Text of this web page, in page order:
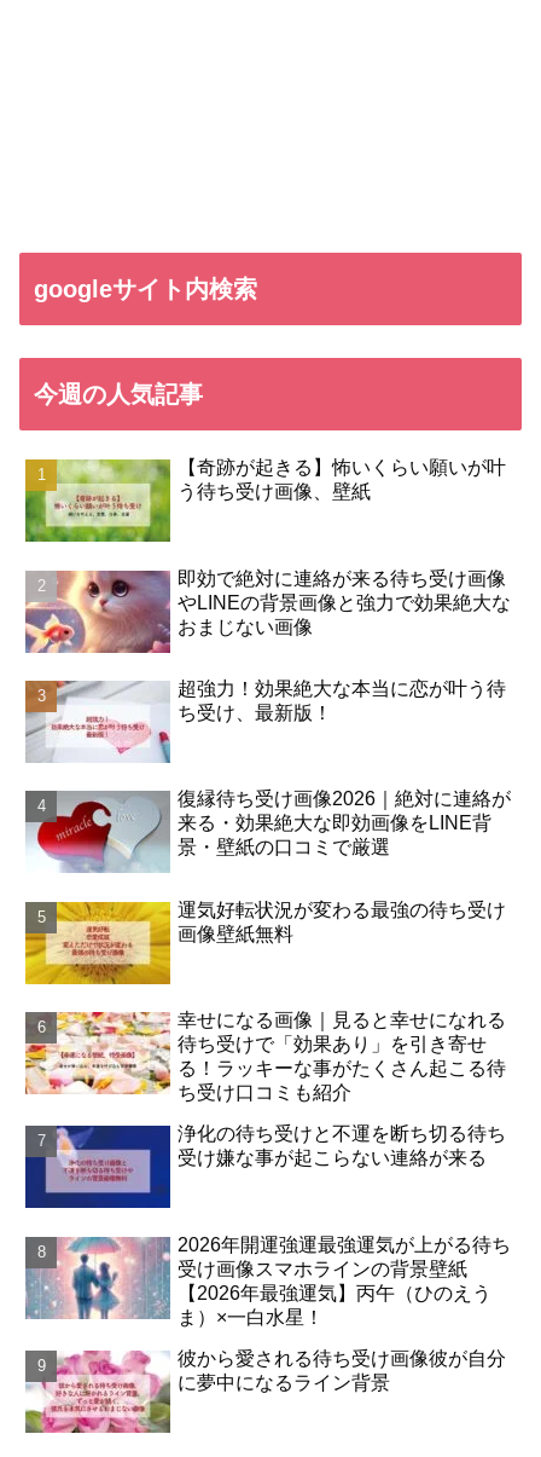
googleサイト内検索
今週の人気記事
【奇跡が起きる】怖いくらい願いが叶
う待ち受け画像、壁紙
即効で絶対に連絡が来る待ち受け画像
やLINEの背景画像と強力で効果絶大な
おまじない画像
超強力！効果絶大な本当に恋が叶う待
ち受け、最新版！
復縁待ち受け画像2026｜絶対に連絡が
来る・効果絶大な即効画像をLINE背
景・壁紙の口コミで厳選
運気好転状況が変わる最強の待ち受け
画像壁紙無料
幸せになる画像｜見ると幸せになれる
待ち受けで「効果あり」を引き寄せ
る！ラッキーな事がたくさん起こる待
ち受け口コミも紹介
浄化の待ち受けと不運を断ち切る待ち
受け嫌な事が起こらない連絡が来る
2026年開運強運最強運気が上がる待ち
受け画像スマホラインの背景壁紙
【2026年最強運気】丙午（ひのえう
ま）×一白水星！
彼から愛される待ち受け画像彼が自分
に夢中になるライン背景